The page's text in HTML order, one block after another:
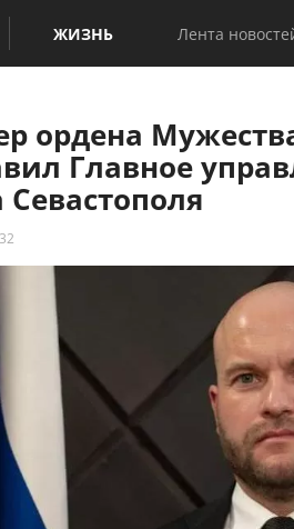
ЖИЗНЬ Лента
ордена
Главное
Севастополя